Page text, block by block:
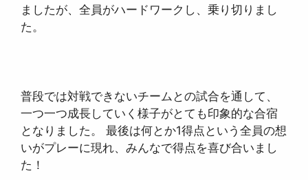
ましたが、全員がハードワークし、乗り切りまし
た。
普段では対戦できないチームとの試合を通して、
一つ一つ成長していく様子がとても印象的な合宿
となりました。 最後は何とか1得点という全員の想
いがプレーに現れ、みんなで得点を喜び合いまし
た！